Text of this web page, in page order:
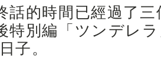
話的時間已經過了
特別編「ツンデレ
子。